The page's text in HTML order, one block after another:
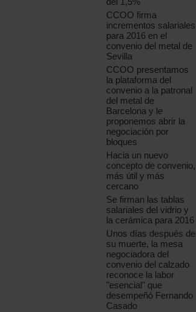
CCOO firma
incrementos salariales
para 2016 en el
convenio del metal de
Sevilla
CCOO presentamos
la plataforma del
convenio a la patronal
del metal de
Barcelona y le
proponemos abrir la
negociación por
bloques
Hacia un nuevo
concepto de convenio,
más útil y más
cercano
Se firman las tablas
salariales del vidrio y
la cerámica para 2016
Unos días después de
su muerte, la mesa
negociadora del
convenio del calzado
reconoce la labor
"esencial" que
desempeñó Fernando
Casado